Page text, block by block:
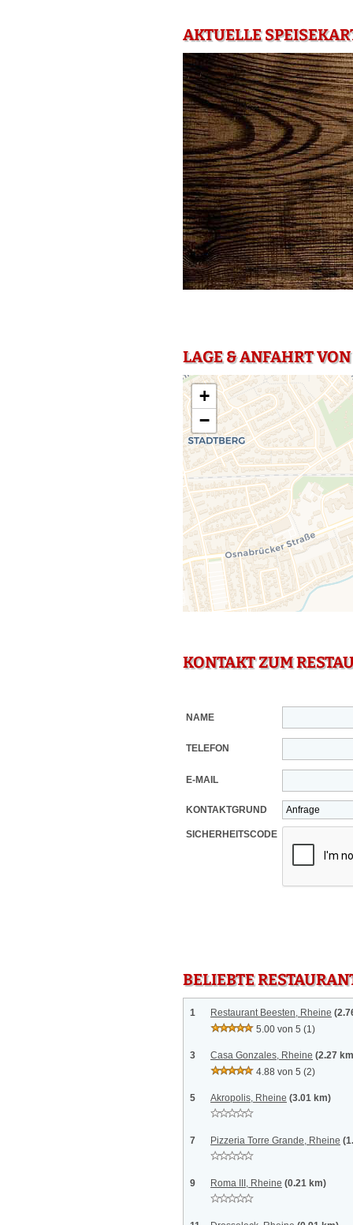
AKTUELLE
LAGE & ANFAHRT
+
−
KONTAKT ZUM
NAME
TELEFON
E-MAIL
KONTAKTGRUND
SICHERHEITSCODE
BELIEBTE
1 Restaurant Beesten, Rheine
5.00 von 5 (1)
3 Casa Gonzales, Rheine (2.27
4.88 von 5 (2)
5 Akropolis, Rheine (3.01 km)
7 Pizzeria Torre Grande, Rheine
9 Roma III, Rheine (0.21 km)